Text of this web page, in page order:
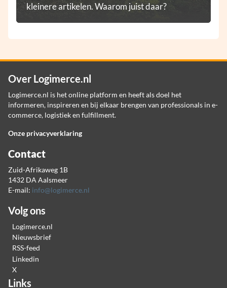
kleinere artikelen. Waarom juist daar?
Over Logimerce.nl
Logimerce.nl is het online platform en heeft als doel het
informeren, inspireren en bij elkaar brengen van professionals in e-
commerce, logistiek en fulfillment.
Onze privacyverklaring
Contact
Zuid-Afrikaweg 1B
1432 DA Aalsmeer
E-mail: info@logimerce.nl
Volg ons
Logimerce.nl
Nieuwsbrief
RSS-feed
Linkedin
X
Links